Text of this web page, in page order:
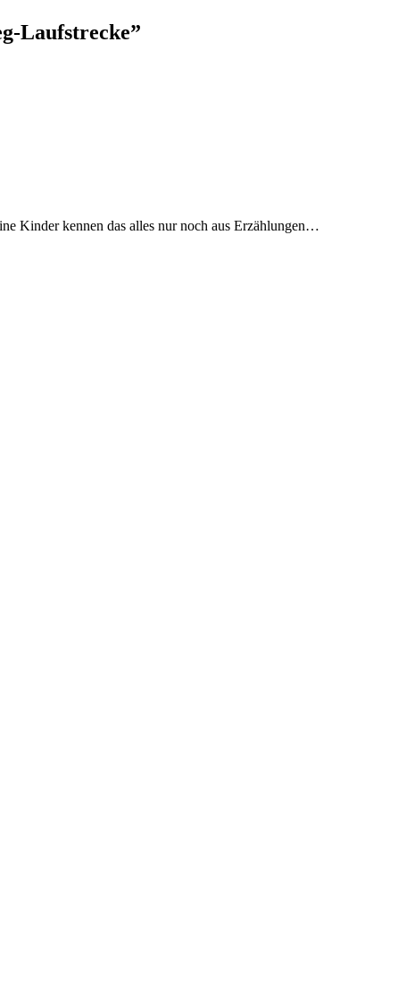
Laufstrecke”
Kinder kennen das alles nur noch aus Erzählungen…